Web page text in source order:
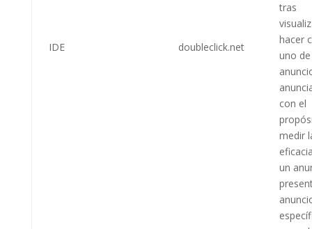
IDE doubleclick.net
tras
hacer
uno
con el
medir
un